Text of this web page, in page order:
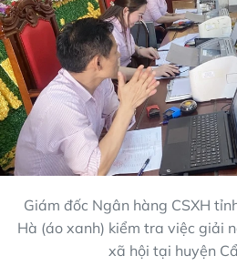
Giám đốc Ngân hàng CSXH
Hà (áo xanh) kiểm tra việc giải
xã hội tại huyện